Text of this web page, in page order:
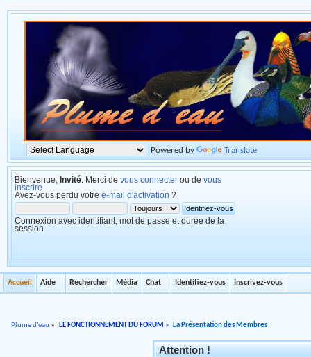
Powered by Translate
Bienvenue, Invité . Merci de vous connecter ou de vous
inscrire
Avez-vous perdu votre e-mail d'activation ?
Connexion avec identifiant, mot de passe et durée de la
session
Accueil Aide Rechercher Média Chat Identifiez-vous Inscrivez-vous
Plume d'eau » LE FONCTIONNEMENT DU FORUM » La Présentation des Membres
Attention !